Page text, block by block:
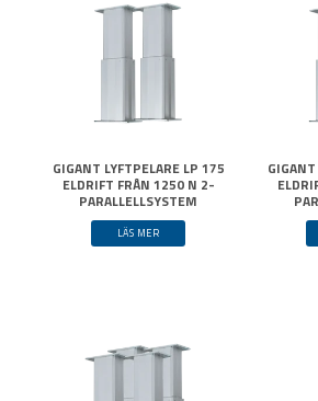
GIGANT LYFTPELARE LP 175
ELDRIFT FRÅN 1250 N 2-
PARALLELLSYSTEM
LÄS MER